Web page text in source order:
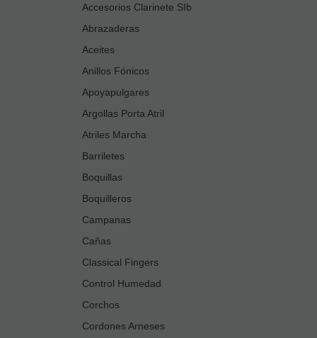
Accesorios Clarinete SIb
Abrazaderas
Aceites
Anillos Fónicos
Apoyapulgares
Argollas Porta Atril
Atriles Marcha
Barriletes
Boquillas
Boquilleros
Campanas
Cañas
Classical Fingers
Control Humedad
Corchos
Cordones Arneses